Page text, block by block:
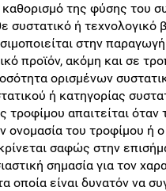
καθορισμό της φύσης του
συστατικό ή τεχνολογικό
στην
προϊόν, ακόμη και σε
ορισμένων
ή κατηγορίας
τροφίμου απαιτείται
ονομασία του τροφίμου ή
σαφώς στην
σημασία για τον
οποία είναι δυνατόν να